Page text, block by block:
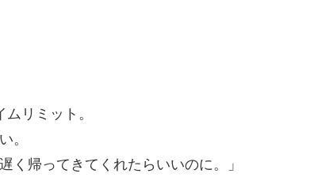
リミット。
。
く帰ってきてくれたらいいのに。」